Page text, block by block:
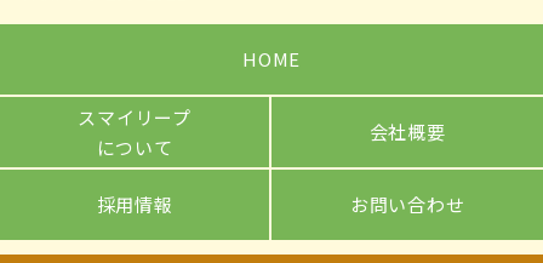
HOME
スマイリープ
について
会社概要
採用情報 お問い合わせ